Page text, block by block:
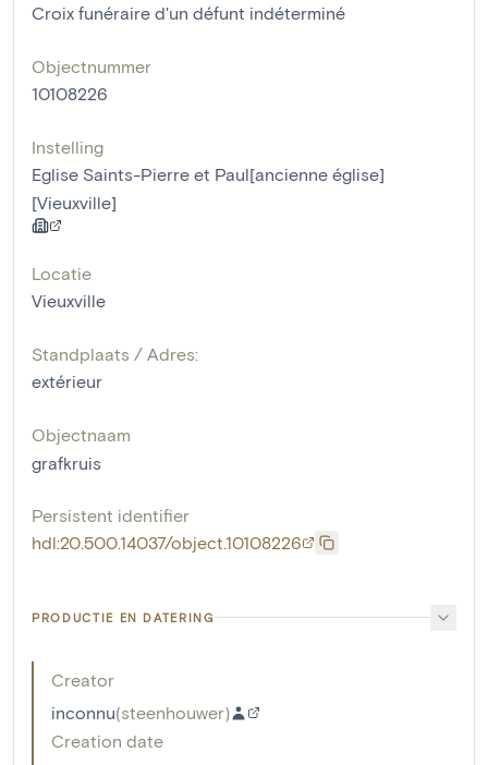
Croix funéraire d'un défunt indéterminé
Objectnummer
10108226
Instelling
Eglise Saints-Pierre et Paul[ancienne église]
[Vieuxville]
Locatie
Vieuxville
Standplaats / Adres:
extérieur
Objectnaam
grafkruis
Persistent identifier
hdl:20.500.14037/object.10108226
PRODUCTIE EN DATERING
Creator
inconnu(steenhouwer)
Creation date